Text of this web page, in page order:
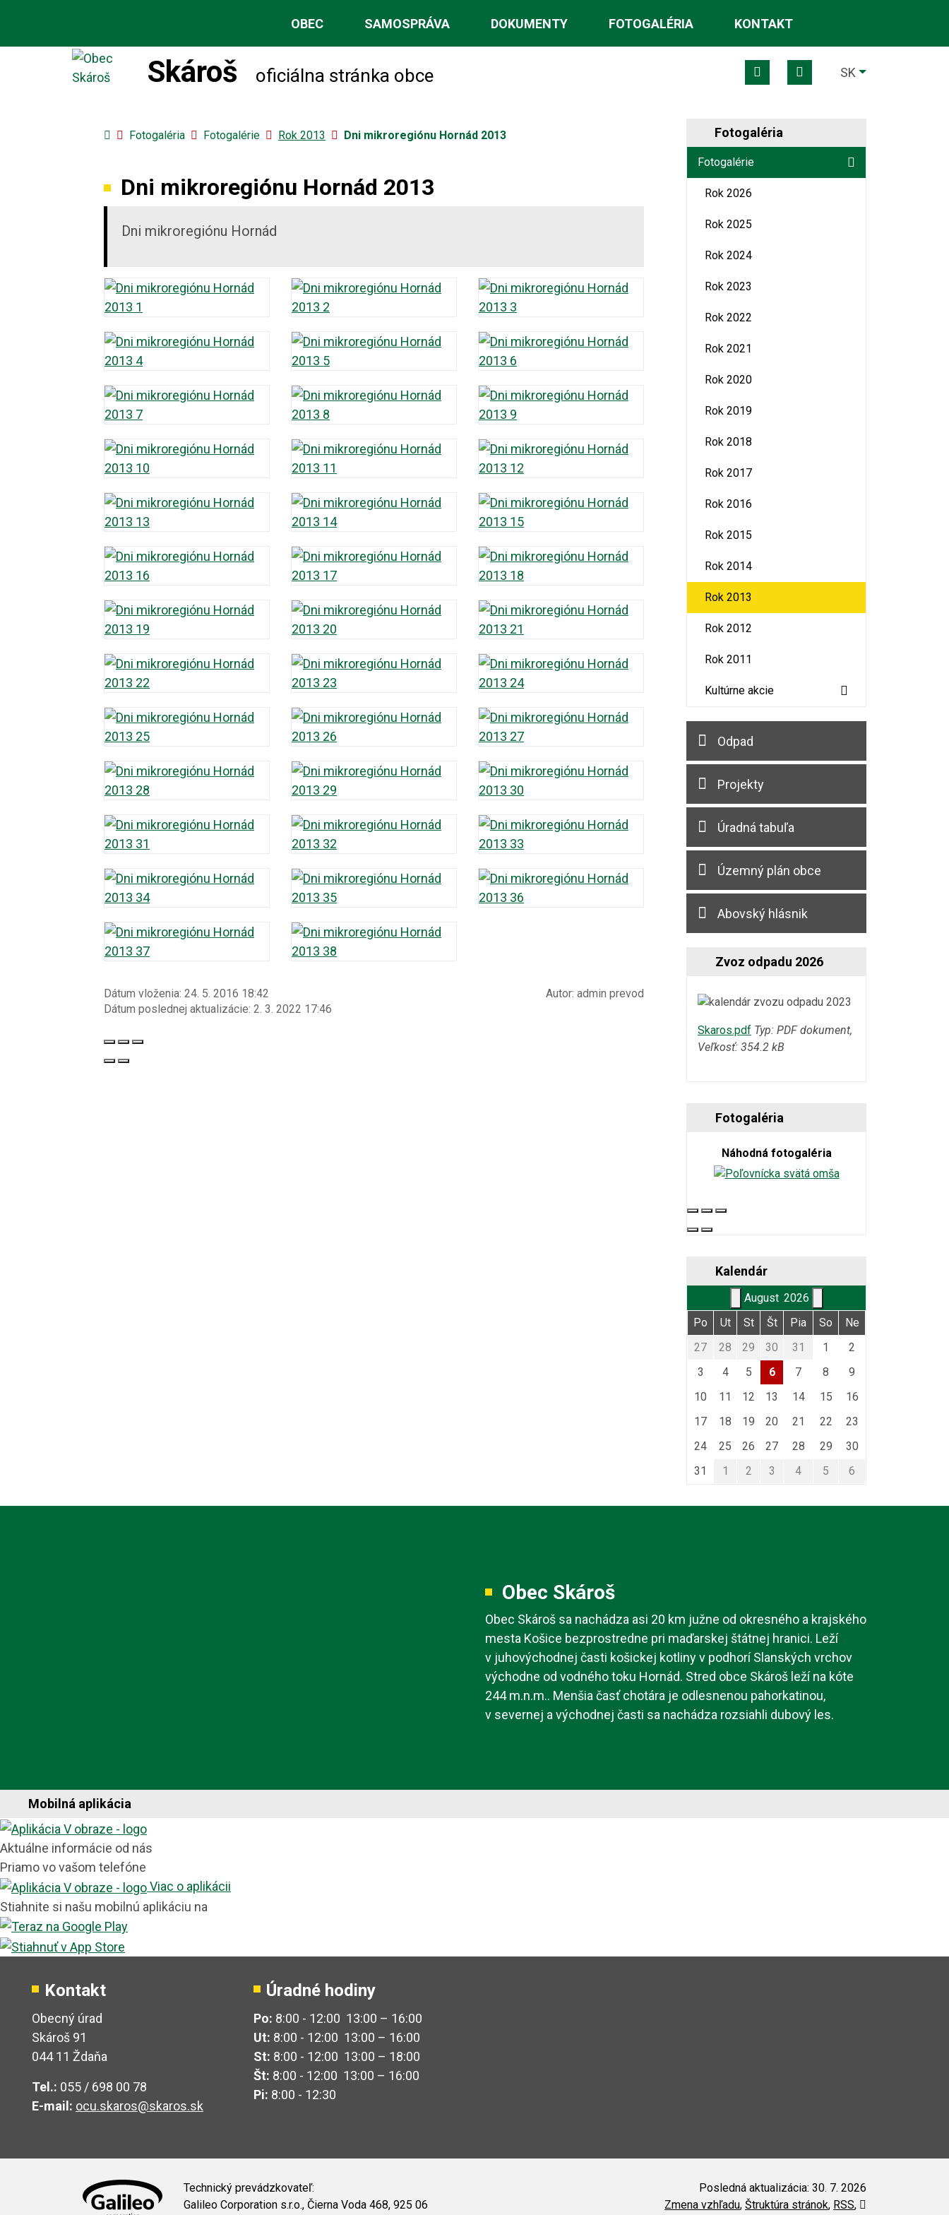
OBEC SAMOSPRÁVA DOKUMENTY FOTOGALÉRIA KONTAKT
Skároš oficiálna stránka obce Mapa webu
RSS SKSlovensky
Úvodná stránka
Fotogaléria Fotogalérie Rok 2013 Dni mikroregiónu Hornád 2013
Dni mikroregiónu Hornád 2013
Dni mikroregiónu Hornád
Dátum vloženia: 24. 5. 2016 18:42
Dátum poslednej aktualizácie: 2. 3. 2022 17:46
Autor: admin prevod
Fotogaléria
Fotogalérie
Rok 2026
Rok 2025
Rok 2024
Rok 2023
Rok 2022
Rok 2021
Rok 2020
Rok 2019
Rok 2018
Rok 2017
Rok 2016
Rok 2015
Rok 2014
Rok 2013
Rok 2012
Rok 2011
Kultúrne akcie
Odpad
Projekty
Úradná tabuľa
Územný plán obce
Abovský hlásnik
Zvoz odpadu 2026
Skaros.pdf Typ: PDF dokument,
Veľkosť: 354.2 kB
Fotogaléria
Náhodná fotogaléria
Kalendár
August 2026
Po
Ut St Št Pia So
Ne
27
28 29 30 31 1
2
3
4 5 6 7 8
9
10
11 12 13 14 15
16
17
18 19 20 21 22
23
24
25 26 27 28 29
30
31
1 2 3 4 5 6
Obec Skároš
Obec Skároš sa nachádza asi 20 km južne od okresného a krajského
mesta Košice bezprostredne pri maďarskej štátnej hranici. Leží
v juhovýchodnej časti košickej kotliny v podhorí Slanských vrchov
východne od vodného toku Hornád. Stred obce Skároš leží na kóte
244 m.n.m.. Menšia časť chotára je odlesnenou pahorkatinou,
v severnej a východnej časti sa nachádza rozsiahli dubový les.
Mobilná aplikácia
Aktuálne informácie od nás
Priamo vo vašom telefóne
Viac o aplikácii
Stiahnite si našu mobilnú aplikáciu na
Kontakt
Obecný úrad
Skároš 91
044 11 Ždaňa
Tel.: 055 / 698 00 78
E-mail: ocu.skaros@skaros.sk
Úradné hodiny
Po: 8:00 - 12:00 13:00 – 16:00
Ut: 8:00 - 12:00 13:00 – 16:00
St: 8:00 - 12:00 13:00 – 18:00
Št: 8:00 - 12:00 13:00 – 16:00
Pi: 8:00 - 12:30
Technický prevádzkovateľ:
Galileo Corporation s.r.o., Čierna Voda 468, 925 06
Posledná aktualizácia: 30. 7. 2026
Zmena vzhľadu, Štruktúra stránok, RSS,